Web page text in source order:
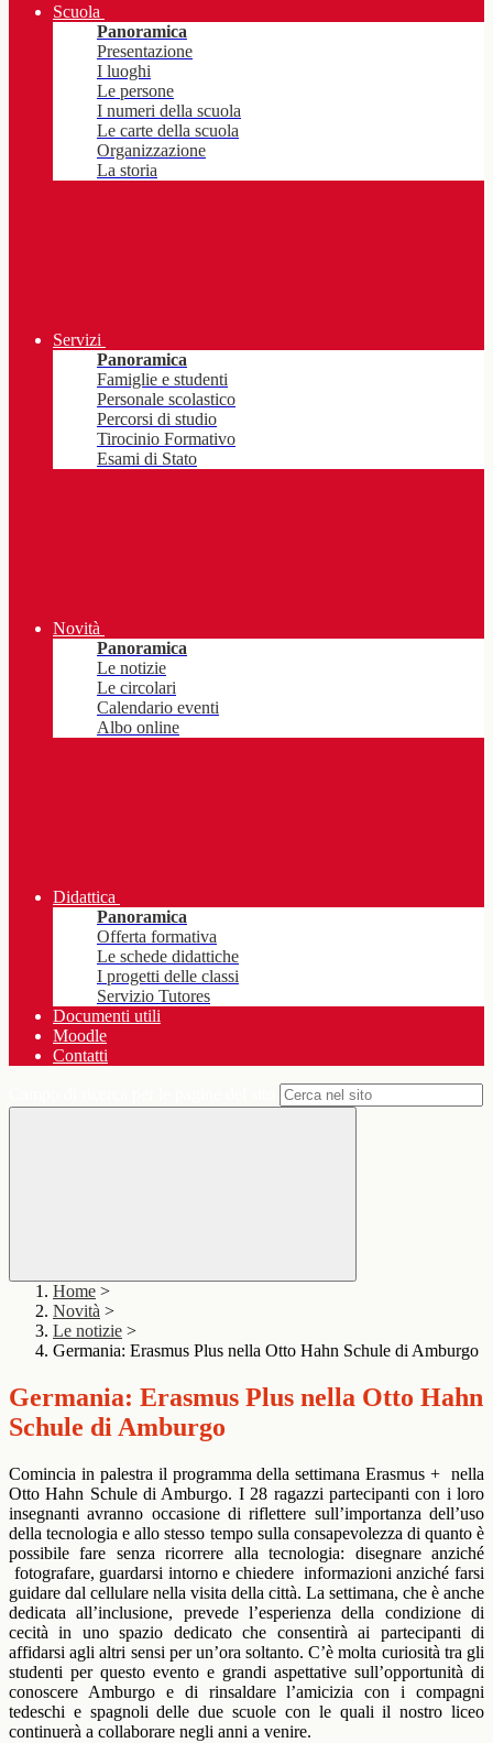
Scuola
Panoramica
Presentazione
I luoghi
Le persone
I numeri della scuola
Le carte della scuola
Organizzazione
La storia
Servizi
Panoramica
Famiglie e studenti
Personale scolastico
Percorsi di studio
Tirocinio Formativo
Esami di Stato
Novità
Panoramica
Le notizie
Le circolari
Calendario eventi
Albo online
Didattica
Panoramica
Offerta formativa
Le schede didattiche
I progetti delle classi
Servizio Tutores
Documenti utili
Moodle
Contatti
Home >
Novità >
Le notizie >
Germania: Erasmus Plus nella Otto Hahn Schule di Amburgo
Germania: Erasmus Plus nella Otto Hahn
Schule di Amburgo
Comincia in palestra il programma della settimana Erasmus + nella
Otto Hahn Schule di Amburgo. I 28 ragazzi partecipanti con i loro
insegnanti avranno occasione di riflettere sull’importanza dell’uso
della tecnologia e allo stesso tempo sulla consapevolezza di quanto è
possibile fare senza ricorrere alla tecnologia: disegnare anziché
fotografare, guardarsi intorno e chiedere informazioni anziché farsi
guidare dal cellulare nella visita della città. La settimana, che è anche
dedicata all’inclusione, prevede l’esperienza della condizione di
cecità in uno spazio dedicato che consentirà ai partecipanti di
affidarsi agli altri sensi per un’ora soltanto. C’è molta curiosità tra gli
studenti per questo evento e grandi aspettative sull’opportunità di
conoscere Amburgo e di rinsaldare l’amicizia con i compagni
tedeschi e spagnoli delle due scuole con le quali il nostro liceo
continuerà a collaborare negli anni a venire.